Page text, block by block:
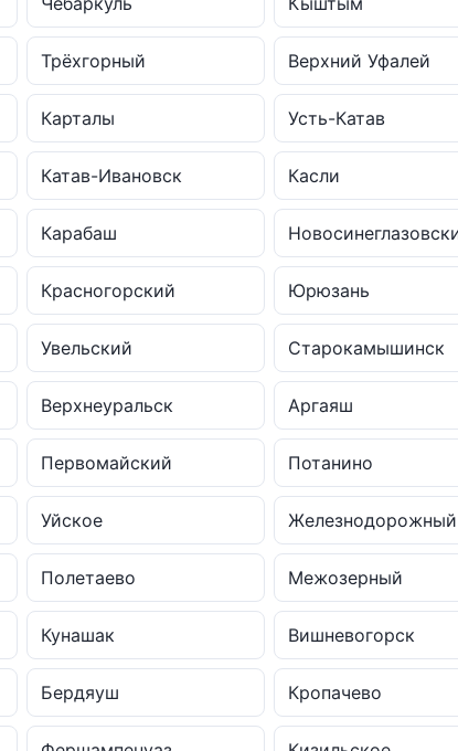
Трёхгорный Верхний Уфалей
Карталы Усть-Катав
Катав-Ивановск Касли
Карабаш
Красногорский Юрюзань
Увельский Старокамышинск
Верхнеуральск Аргаяш
Первомайский Потанино
Уйское Железнодорожный
Полетаево Межозерный
Кунашак Вишневогорск
Бердяуш Кропачево